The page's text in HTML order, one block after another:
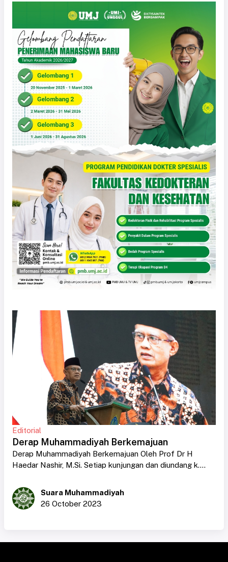
Editorial
Derap Muhammadiyah Berkemajuan
Derap Muhammadiyah Berkemajuan Oleh Prof Dr H
Haedar Nashir, M.Si. Setiap kunjungan dan diundang k....
Suara Muhammadiyah
26 October 2023